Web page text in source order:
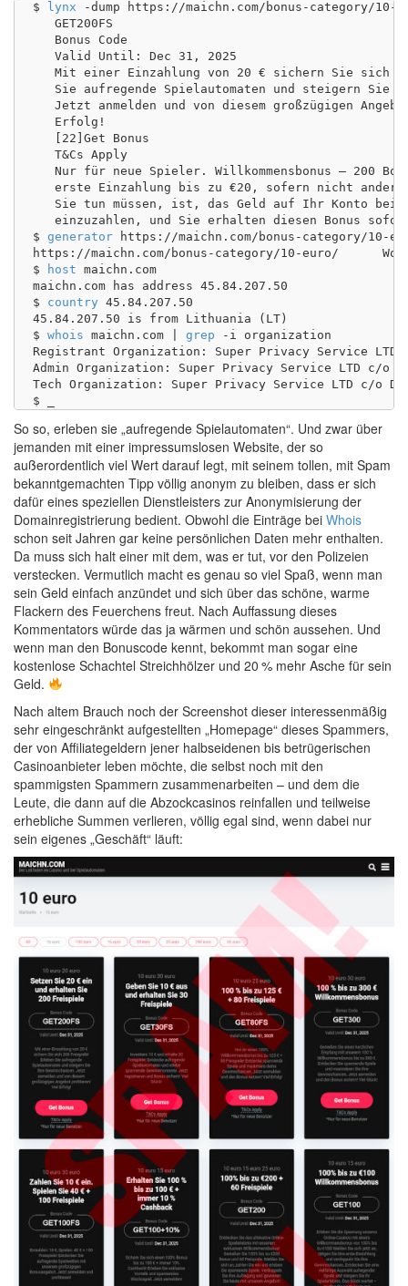
$ lynx -dump https://maichn.com/bonus-category/
   GET200FS
   Bonus Code
   Valid Until: Dec 31, 2025
Mit einer Einzahlung von 20 € sichern Sie sich
Sie aufregende Spielautomaten und steigern Sie
Jetzt anmelden und von diesem großzügigen
   Erfolg!
   [22]Get Bonus
   T&Cs Apply
Nur für neue Spieler. Willkommensbonus – 200
erste Einzahlung bis zu €20, sofern nicht
Sie tun müssen, ist, das Geld auf Ihr Konto bei
einzuzahlen, und Sie erhalten diesen Bonus
$ generator https://maichn.com/bonus-category/10-
https://maichn.com/bonus-category/10-euro/	WordPress 6.4.3
$
host maichn.com
maichn.com has address 45.84.207.50
$ country 45.84.207.50
45.84.207.50 is from Lithuania (LT)
$ whois maichn.com | grep -i organization
Registrant Organization: Super Privacy Service LTD
Admin Organization: Super Privacy Service LTD c/o
Tech Organization: Super Privacy Service LTD c/o
So so, erleben sie „aufregende Spielautomaten“. Und zwar über
jemanden mit einer impressumslosen Website, der so
außerordentlich viel Wert darauf legt, mit seinem tollen, mit Spam
bekanntgemachten Tipp völlig anonym zu bleiben, dass er sich
dafür eines speziellen Dienstleisters zur Anonymisierung der
Domainregistrierung bedient. Obwohl die Einträge bei Whois
schon seit Jahren gar keine persönlichen Daten mehr enthalten.
Da muss sich halt einer mit dem, was er tut, vor den Polizeien
verstecken. Vermutlich macht es genau so viel Spaß, wenn man
sein Geld einfach anzündet und sich über das schöne, warme
Flackern des Feuerchens freut. Nach Auffassung dieses
Kommentators würde das ja wärmen und schön aussehen. Und
wenn man den Bonuscode kennt, bekommt man sogar eine
kostenlose Schachtel Streichhölzer und 20 % mehr Asche für sein
Geld.
Nach altem Brauch noch der Screenshot dieser interessenmäßig
sehr eingeschränkt aufgestellten „Homepage“ dieses Spammers,
der von Affiliategeldern jener halbseidenen bis betrügerischen
Casinoanbieter leben möchte, die selbst noch mit den
spammigsten Spammern zusammenarbeiten – und dem die
Leute, die dann auf die Abzockcasinos reinfallen und teilweise
erhebliche Summen verlieren, völlig egal sind, wenn dabei nur
sein eigenes „Geschäft“ läuft: